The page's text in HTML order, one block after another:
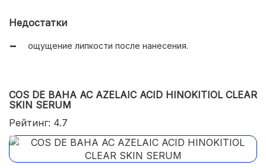
выравнивание текстуры и оттенка кожи;
очищение забитых пор;
экономичный расход.
Недостатки
ощущение липкости после нанесения.
COS DE BAHA AC AZELAIC ACID HINOKITIOL CLEAR
SKIN SERUM
Рейтинг: 4.7